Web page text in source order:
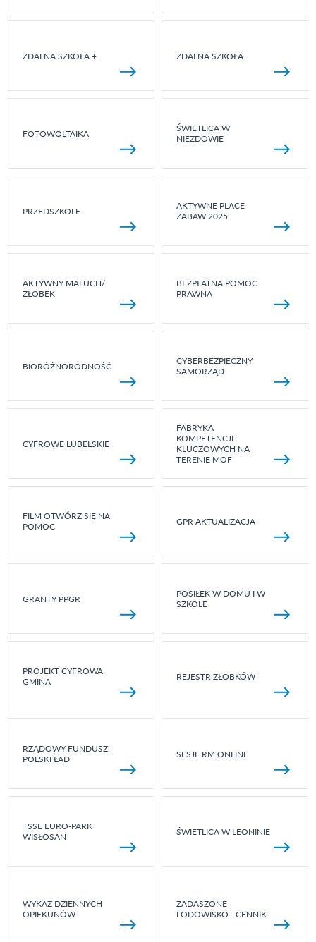
ZDALNA SZKOŁA + ZDALNA SZKOŁA
FOTOWOLTAIKA
ŚWIETLICA W
NIEZDOWIE
PRZEDSZKOLE
AKTYWNE PLACE
ZABAW 2025
AKTYWNY MALUCH/
ŻŁOBEK
BEZPŁATNA POMOC
PRAWNA
BIORÓŻNORODNOŚĆ
CYBERBEZPIECZNY
SAMORZĄD
CYFROWE LUBELSKIE
FABRYKA
KOMPETENCJI
KLUCZOWYCH NA
TERENIE MOF
FILM OTWÓRZ SIĘ NA
POMOC
GPR AKTUALIZACJA
GRANTY PPGR
POSIŁEK W DOMU I W
SZKOLE
PROJEKT CYFROWA
GMINA
REJESTR ŻŁOBKÓW
RZĄDOWY FUNDUSZ
POLSKI ŁAD
SESJE RM ONLINE
TSSE EURO-PARK
WISŁOSAN
ŚWIETLICA W LEONINIE
WYKAZ DZIENNYCH
OPIEKUNÓW
ZADASZONE
LODOWISKO - CENNIK